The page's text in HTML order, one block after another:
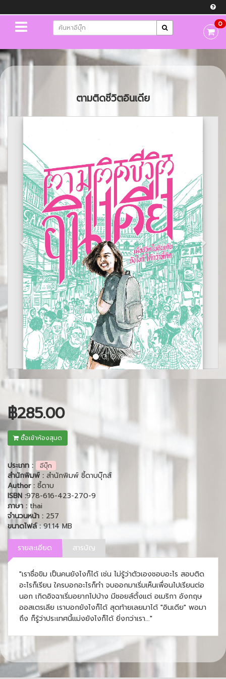
0
ตามติดชีวิตอินเดีย
Previous
฿285.00
ซื้อเข้าห้องสุมด
ประเภท : อีบุ๊ก
สำนักพิมพ์ : สำนักพิมพ์ ชี้ดาบบุ๊กส์
Author : ชี้ดาบ
ISBN :978-616-423-270-9
ภาษา : thai
จำนวนหน้า : 257
ขนาดไฟล์ :91.14 MB
รายละเอียด สารบัญ
"เราชื่อขิม เป็นคนยังไงก็ได้ เช่น ไม่รู้ว่าตัวเองชอบอะไร สอบติด
อะไรก็เรียน ใครบอกอะไรก็ทำ จบออกมาเริ่มเห็นเพื่อนไปเรียนต่อ
นอก เกิดอิจฉาเริ่มอยากไปบ้าง มีชอยส์ตั้งแต่ อเมริกา อังกฤษ
ออสเตรเลีย เราบอกยังไงก็ได้ สุดท้ายเลยมาได้ "อินเดีย" พอมา
ถึง ก็รู้ว่าประเทศนี้แม่งยังไงก็ได้ ยิ่งกว่าเรา..."